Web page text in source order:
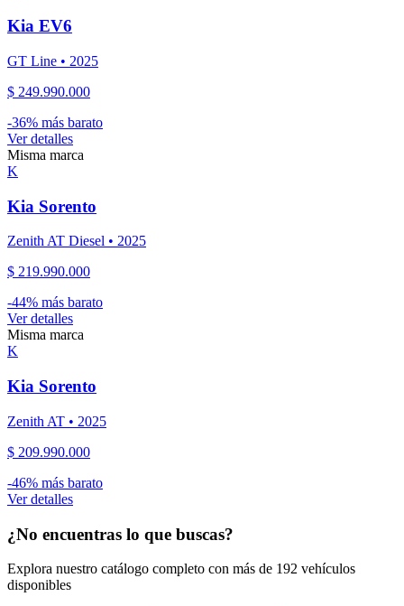
Kia EV6
GT Line • 2025
$ 249.990.000
-36% más barato
Ver detalles
Misma marca
K
Kia Sorento
Zenith AT Diesel • 2025
$ 219.990.000
-44% más barato
Ver detalles
Misma marca
K
Kia Sorento
Zenith AT • 2025
$ 209.990.000
-46% más barato
Ver detalles
¿No encuentras lo que buscas?
Explora nuestro catálogo completo con más de 192 vehículos
disponibles